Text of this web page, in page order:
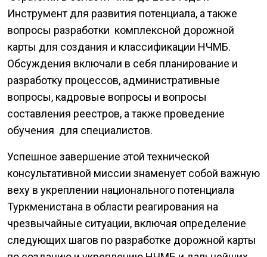
Инструмент для развития потенциала, а также
вопросы разработки комплексной дорожной
карты для создания и классификации НЧМБ.
Обсуждения включали в себя планирование и
разработку процессов, административные
вопросы, кадровые вопросы и вопросы
составления реестров, а также проведение
обучения для специалистов.
Успешное завершение этой технической
консультативной миссии знаменует собой важную
веху в укреплении национального потенциала
Туркменистана в области реагирования на
чрезвычайные ситуации, включая определение
следующих шагов по разработке дорожной карты